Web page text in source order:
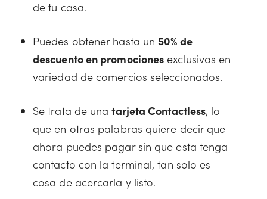
de tu casa.
Puedes obtener hasta un50% de
descuento en promociones exclusivas en
variedad de comercios seleccionados.
Se trata de unatarjeta Contactless, lo
que en otras palabras quiere decir que
ahora puedes pagar sin que esta tenga
contacto con la terminal, tan solo es
cosa de acercarla y listo.